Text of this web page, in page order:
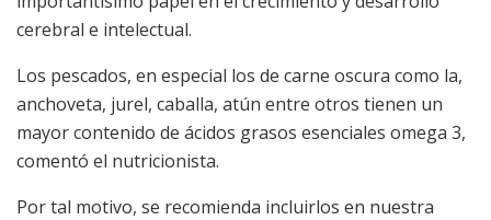
cerebral e intelectual.
Los pescados, en especial los de carne oscura como la,
anchoveta, jurel, caballa, atún entre otros tienen un
mayor contenido de ácidos grasos esenciales omega 3,
comentó el nutricionista.
Por tal motivo, se recomienda incluirlos en nuestra